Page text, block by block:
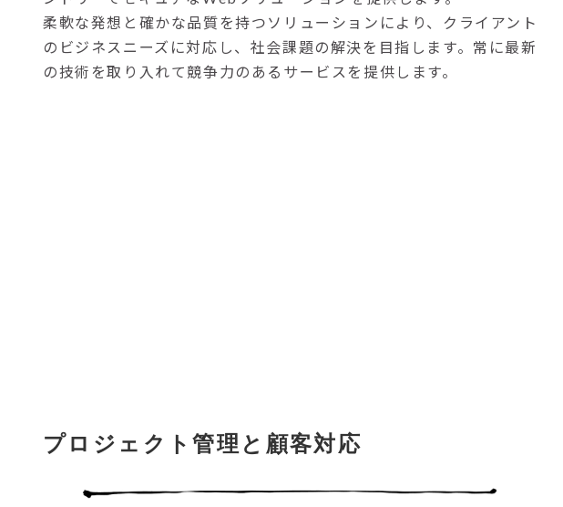
柔軟な発想と確かな品質を持つソリューションにより、クライアント
のビジネスニーズに対応し、社会課題の解決を目指します。常に最新
の技術を取り入れて競争力のあるサービスを提供します。
プロジェクト管理と顧客対応